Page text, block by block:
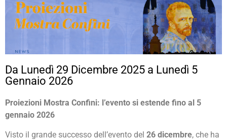
Da Lunedì 29 Dicembre 2025 a Lunedì 5
Gennaio 2026
Proiezioni Mostra Confini: l’evento si estende fino al 5
gennaio 2026
Visto il grande successo dell’evento del 26 dicembre, che ha